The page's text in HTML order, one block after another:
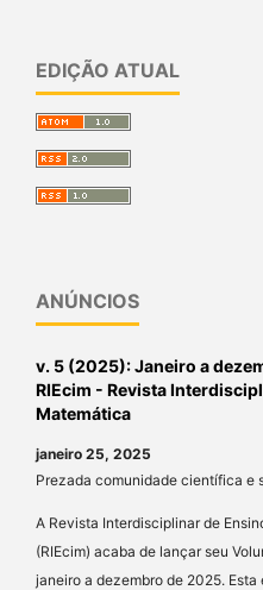
EDIÇÃO ATUAL
ANÚNCIOS
v. 5 (2025): Janeiro a
RIEcim - Revista
Matemática
janeiro 25, 2025
Prezada comunidade científica e
A Revista Interdisciplinar de
(RIEcim) acaba de lançar seu
janeiro a dezembro de 2025.